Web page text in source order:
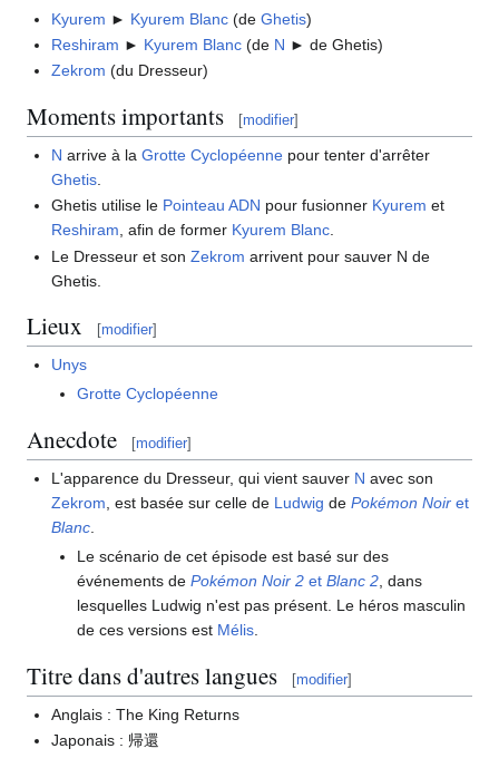
Kyurem ► Kyurem Blanc (deGhetis)
Reshiram ► Kyurem Blanc (de N ► de Ghetis)
Zekrom (du Dresseur)
Moments importants [modifier]
N arrive à laGrotte Cyclopéenne pour tenter d'arrêter
Ghetis
Ghetis utilise le Pointeau ADN pour fusionner Kyurem et
Reshiram, afin de former Kyurem Blanc.
Le Dresseur et sonZekrom arrivent pour sauver N de
Ghetis.
Lieux [modifier]
Unys
Grotte Cyclopéenne
Anecdote [modifier]
L'apparence du Dresseur, qui vient sauver N avec son
Zekrom , est basée sur celle de Ludwig dePokémon Noir et
Blanc
Le scénario de cet épisode est basé sur des
événements de Pokémon Noir 2et Blanc 2, dans
lesquelles Ludwig n'est pas présent. Le héros masculin
de ces versions est Mélis.
Titre dans d'autres langues [modifier]
Anglais : The King Returns
Japonais : 帰還